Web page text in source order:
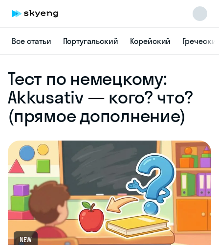
Все статьи Португальский Корейский
Тест по немецкому:
Akkusativ — кого? что?
(прямое дополнение)
NEW
online